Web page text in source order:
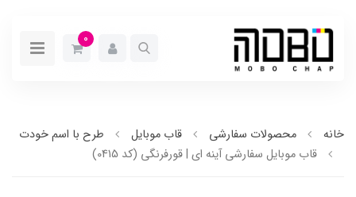
0
خانه محصولات سفارشی قاب موبایل
طرح با اسم خودت
قاب موبایل سفارشی آینه ای | قورفرنگی (کد 0415)